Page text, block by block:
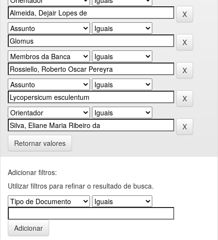
Retornar valores
Adicionar filtros:
Utilizar filtros para refinar o resultado de busca.